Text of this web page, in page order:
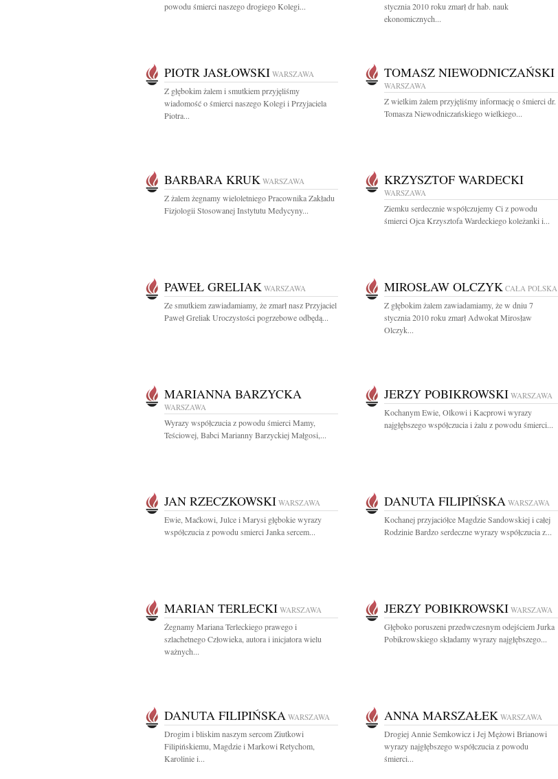
powodu śmierci naszego drogiego Kolegi...
stycznia 2010 roku zmarł dr hab. nauk
ekonomicznych...
PIOTR JASŁOWSKI WARSZAWA
Z głębokim żalem i smutkiem przyjęliśmy
wiadomość o śmierci naszego Kolegi i Przyjaciela
Piotra...
TOMASZ NIEWODNICZAŃSKI
WARSZAWA
Z wielkim żalem przyjęliśmy informację o śmierci dr.
Tomasza Niewodniczańskiego wielkiego...
BARBARA KRUK WARSZAWA
Z żalem żegnamy wieloletniego Pracownika Zakładu
Fizjologii Stosowanej Instytutu Medycyny...
KRZYSZTOF WARDECKI
WARSZAWA
Ziemku serdecznie współczujemy Ci z powodu
śmierci Ojca Krzysztofa Wardeckiego koleżanki i...
PAWEŁ GRELIAK WARSZAWA
Ze smutkiem zawiadamiamy, że zmarł nasz Przyjaciel
Paweł Greliak Uroczystości pogrzebowe odbędą...
MIROSŁAW OLCZYK CAŁA POLSKA
Z głębokim żalem zawiadamiamy, że w dniu 7
stycznia 2010 roku zmarł Adwokat Mirosław
Olczyk...
MARIANNA BARZYCKA
WARSZAWA
Wyrazy współczucia z powodu śmierci Mamy,
Teściowej, Babci Marianny Barzyckiej Małgosi,...
JERZY POBIKROWSKI WARSZAWA
Kochanym Ewie, Olkowi i Kacprowi wyrazy
najgłębszego współczucia i żalu z powodu śmierci...
JAN RZECZKOWSKI WARSZAWA
Ewie, Maćkowi, Julce i Marysi głębokie wyrazy
współczucia z powodu smierci Janka sercem...
DANUTA FILIPIŃSKA WARSZAWA
Kochanej przyjaciółce Magdzie Sandowskiej i całej
Rodzinie Bardzo serdeczne wyrazy współczucia z...
MARIAN TERLECKI WARSZAWA
Żegnamy Mariana Terleckiego prawego i
szlachetnego Człowieka, autora i inicjatora wielu
ważnych...
JERZY POBIKROWSKI WARSZAWA
Głęboko poruszeni przedwczesnym odejściem Jurka
Pobikrowskiego składamy wyrazy najgłębszego...
DANUTA FILIPIŃSKA WARSZAWA
Drogim i bliskim naszym sercom Ziutkowi
Filipińskiemu, Magdzie i Markowi Retychom,
Karolinie i...
ANNA MARSZAŁEK WARSZAWA
Drogiej Annie Semkowicz i Jej Mężowi Brianowi
wyrazy najgłębszego współczucia z powodu
śmierci...